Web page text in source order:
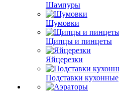
Шампуры
Шумовки
Щипцы и пинцеты
Яйцерезки
Подставки кухонные